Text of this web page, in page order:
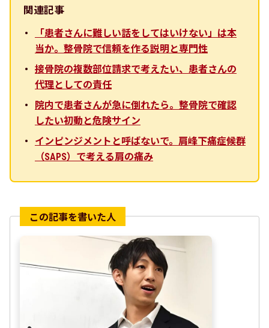
関連記事
「患者さんに難しい話をしてはいけない」は本
当か。整骨院で信頼を作る説明と専門性
接骨院の複数部位請求で考えたい、患者さんの
代理としての責任
院内で患者さんが急に倒れたら。整骨院で確認
したい初動と危険サイン
インピンジメントと呼ばないで。肩峰下痛症候群
（SAPS）で考える肩の痛み